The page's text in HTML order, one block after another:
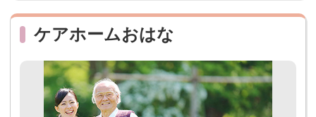
ケアホームおはな